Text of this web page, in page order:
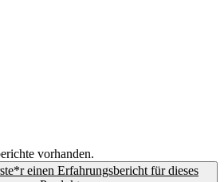
vorhanden.
einen Erfahrungsbericht für dieses